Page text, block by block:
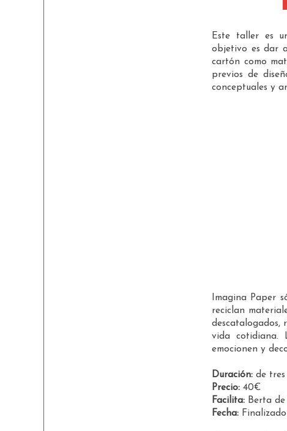
Este taller es
objetivo es dar
cartón como
previos de
conceptuales y
Imagina Paper
reciclan
descatalogados,
vida cotidiana.
emocionen y
Duración: de
Precio: 40€
Facilita: Berta de
Fecha: Finalizado